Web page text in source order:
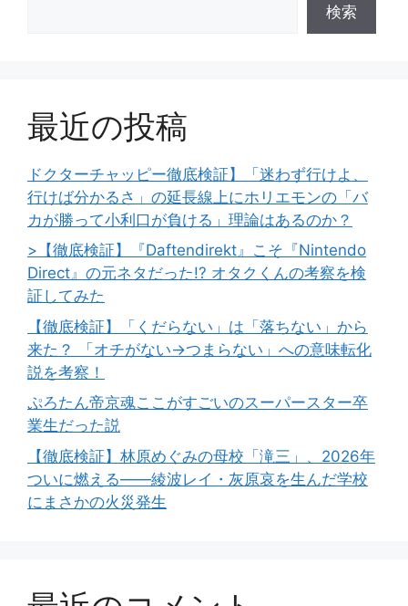
検索
最近の投稿
ドクターチャッピー徹底検証】「迷わず行けよ、
行けば分かるさ」の延長線上にホリエモンの「バ
カが勝って小利口が負ける」理論はあるのか？
>【徹底検証】『Daftendirekt』こそ『Nintendo
Direct』の元ネタだった!? オタクくんの考察を検
証してみた
【徹底検証】「くだらない」は「落ちない」から
来た？ 「オチがない→つまらない」への意味転化
説を考察！
ぷろたん帝京魂ここがすごいのスーパースター卒
業生だった説
【徹底検証】林原めぐみの母校「滝三」、2026年
ついに燃える――綾波レイ・灰原哀を生んだ学校
にまさかの火災発生